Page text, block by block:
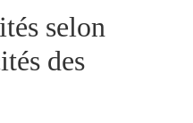
selon
des